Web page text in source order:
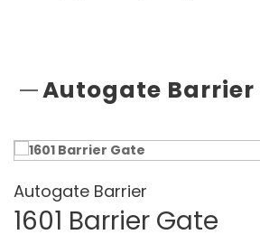
Autogate Barrier
Autogate Barrier
1601 Barrier Gate